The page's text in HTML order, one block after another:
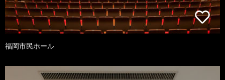
福岡市民ホール